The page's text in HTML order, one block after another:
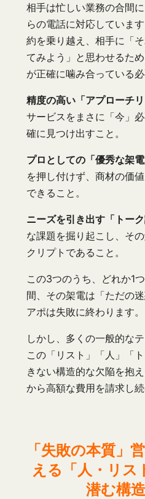
相手は忙しい業務の合間
らの電話に対応していま
約を乗り越え、相手に「
てみよう」と思わせるた
が正確に噛み合っている必
精度の高い「アプローチリ
サービスをまさに「今」
確に見つけ出すこと。
プロとしての「優秀な架電
を押し付けず、商材の価
できること。
ニーズを引き出す「トーク
な課題を掘り起こし、そ
クリプトであること。
この3つのうち、どれか1
間、その架電は「ただの
アポは失敗に終わります。
しかし、多くの一般的な
この「リスト」「人」「
きない構造的な欠陥を抱
から高額な費用を請求し続
「失敗の本質」
える「人・リス
潜む構